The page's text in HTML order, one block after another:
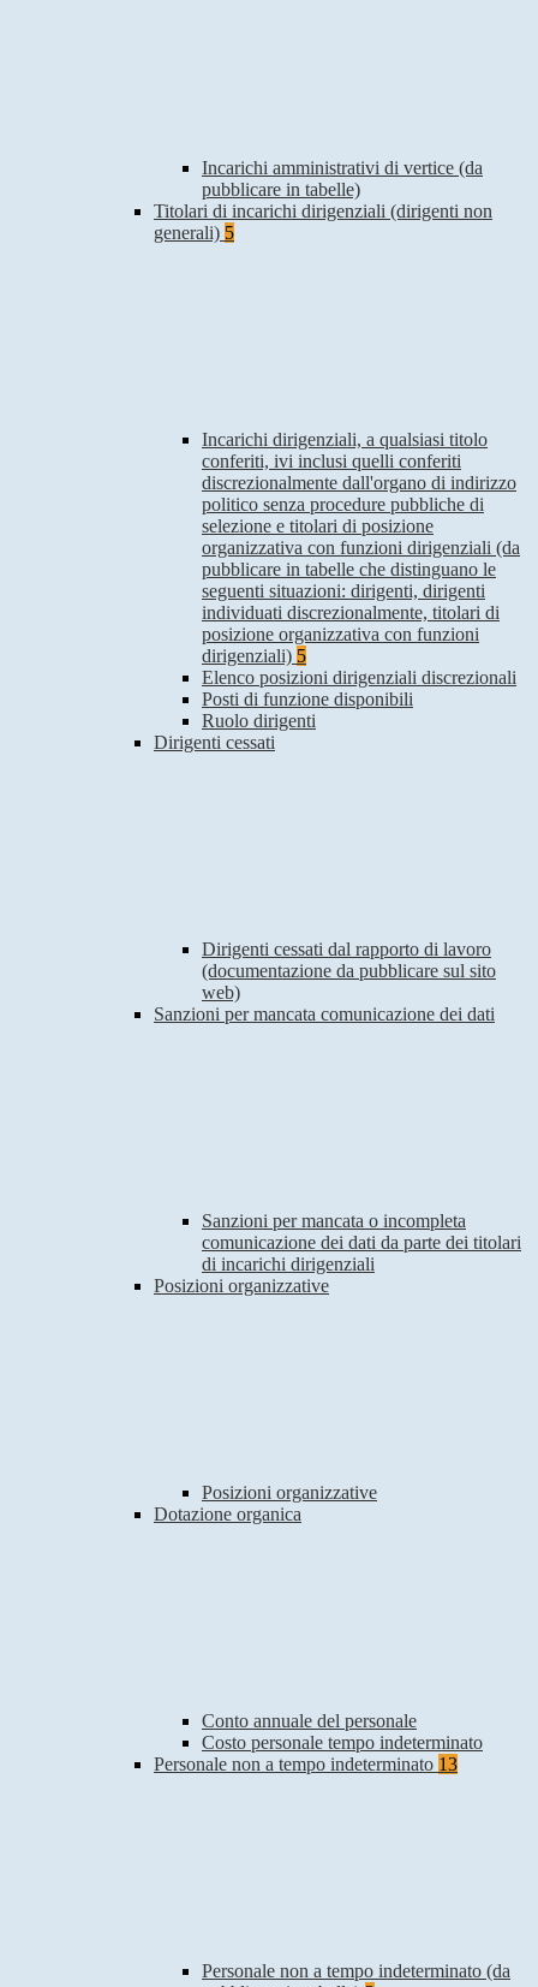
Incarichi amministrativi di vertice (da
pubblicare in tabelle)
Titolari di incarichi dirigenziali (dirigenti non
generali) 5
Incarichi dirigenziali, a qualsiasi titolo
conferiti, ivi inclusi quelli conferiti
discrezionalmente dall'organo di indirizzo
politico senza procedure pubbliche di
selezione e titolari di posizione
organizzativa con funzioni dirigenziali (da
pubblicare in tabelle che distinguano le
seguenti situazioni: dirigenti, dirigenti
individuati discrezionalmente, titolari di
posizione organizzativa con funzioni
dirigenziali) 5
Elenco posizioni dirigenziali discrezionali
Posti di funzione disponibili
Ruolo dirigenti
Dirigenti cessati
Dirigenti cessati dal rapporto di lavoro
(documentazione da pubblicare sul sito
web)
Sanzioni per mancata comunicazione dei dati
Sanzioni per mancata o incompleta
comunicazione dei dati da parte dei titolari
di incarichi dirigenziali
Posizioni organizzative
Posizioni organizzative
Dotazione organica
Conto annuale del personale
Costo personale tempo indeterminato
Personale non a tempo indeterminato 13
Personale non a tempo indeterminato (da